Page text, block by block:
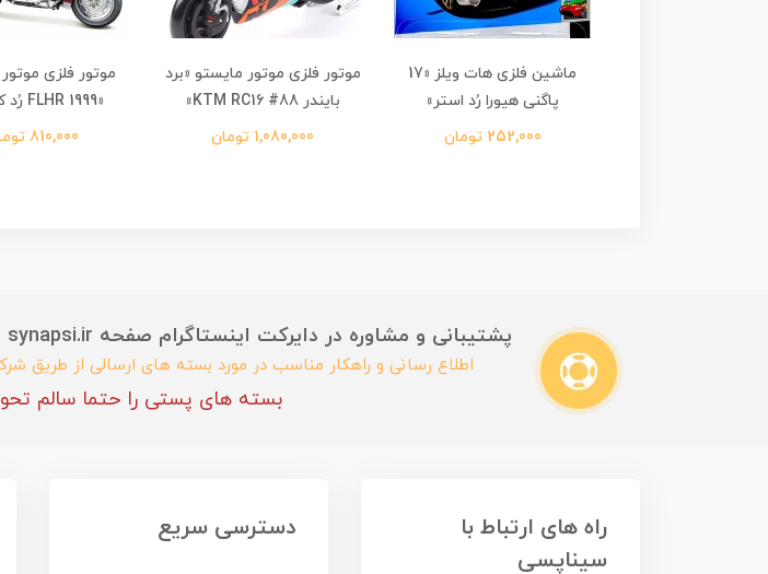
ماشین فلزی هات ویلز «17
پاگنی هیورا رُد استر»
252,000 تومان
موتور فلزی موتور مایستو «برد
بایندر KTM RC16 #88»
1,080,000 تومان
موتور فلزی
«1999 FLHR رُد کینگ»
810,000 تومان
پشتیبانی و مشاوره در دایرکت اینستاگرام صفحه synapsi.ir
اطلاع رسانی و راهکار مناسب در مورد بسته های ارسالی از طریق
بسته های پستی را حتما سالم
راه های ارتباط با
سیناپسی
دسترسی سریع